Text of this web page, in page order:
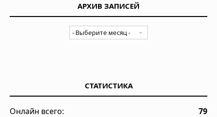
АРХИВ ЗАПИСЕЙ
СТАТИСТИКА
Онлайн всего:
79